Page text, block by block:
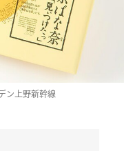
ン上野新幹線